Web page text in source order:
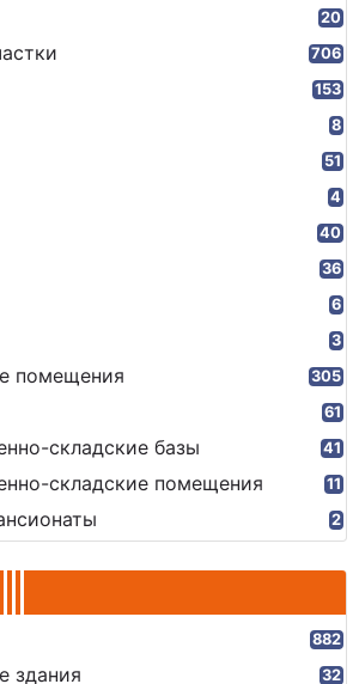
20
706
153
8
51
4
40
36
6
3
помещения 305
61
складские базы 41
складские помещения 11
2
882
здания 32